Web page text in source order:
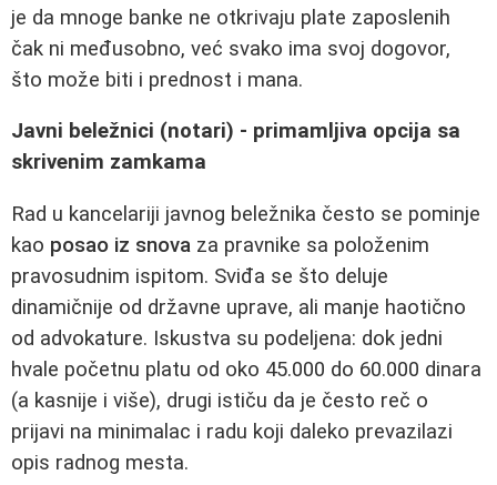
je da mnoge banke ne otkrivaju plate zaposlenih
čak ni međusobno, već svako ima svoj dogovor,
što može biti i prednost i mana.
Javni beležnici (notari) - primamljiva opcija sa
skrivenim zamkama
Rad u kancelariji javnog beležnika često se pominje
kao posao iz snova za pravnike sa položenim
pravosudnim ispitom. Sviđa se što deluje
dinamičnije od državne uprave, ali manje haotično
od advokature. Iskustva su podeljena: dok jedni
hvale početnu platu od oko 45.000 do 60.000 dinara
(a kasnije i više), drugi ističu da je često reč o
prijavi na minimalac i radu koji daleko prevazilazi
opis radnog mesta.